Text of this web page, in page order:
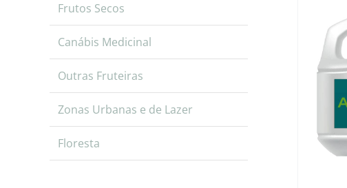
Frutos Secos
Canábis Medicinal
Outras Fruteiras
Zonas Urbanas e de Lazer
Floresta